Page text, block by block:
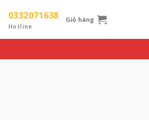
0332071638
Hotline
Giỏ hàng